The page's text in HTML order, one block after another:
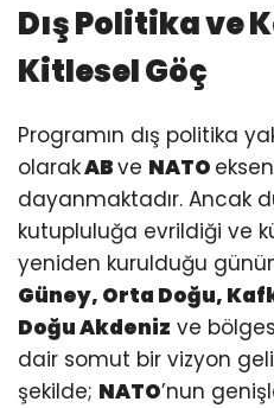
Dış Politika ve
Kitlesel Göç
Programın dış politika
olarakABve NATO
dayanmaktadır. Ancak
kutupluluğa evrildiği ve
yeniden kurulduğu
Güney, Orta Doğu,
Doğu Akdeniz ve
dair somut bir vizyon
şekilde; NATO’nun